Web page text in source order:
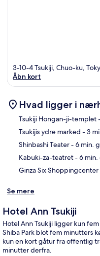
3-10-4 Tsukiji, Chuo-ku,
Åbn kort
Hvad ligger i
Tsukiji Hongan-ji-templet
Tsukijis ydre marked - 3
Shinbashi Teater- 6 min.
Kabuki-za-teatret- 6 min.
Ginza Six Shoppingcenter
Se mere
Hotel Ann Tsukiji
Hotel Ann Tsukiji ligger kun
Shiba Park blot fem minutters
kun en kort gåtur fra offentlig
minutter derfra.